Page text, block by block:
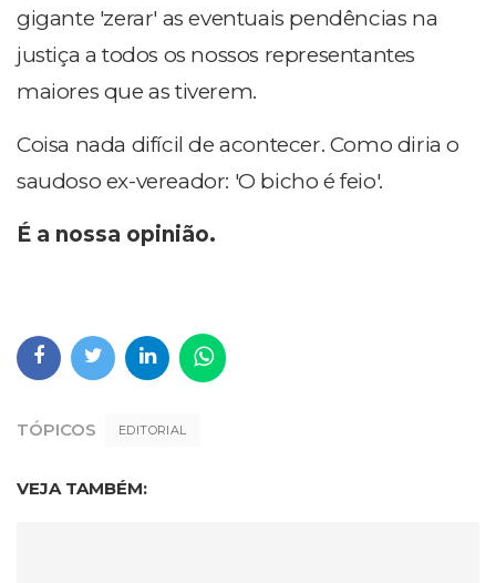
gigante 'zerar' as eventuais pendências na
justiça a todos os nossos representantes
maiores que as tiverem.
Coisa nada difícil de acontecer. Como diria o
saudoso ex-vereador: 'O bicho é feio'.
É a nossa opinião.
TÓPICOS EDITORIAL
VEJA TAMBÉM: